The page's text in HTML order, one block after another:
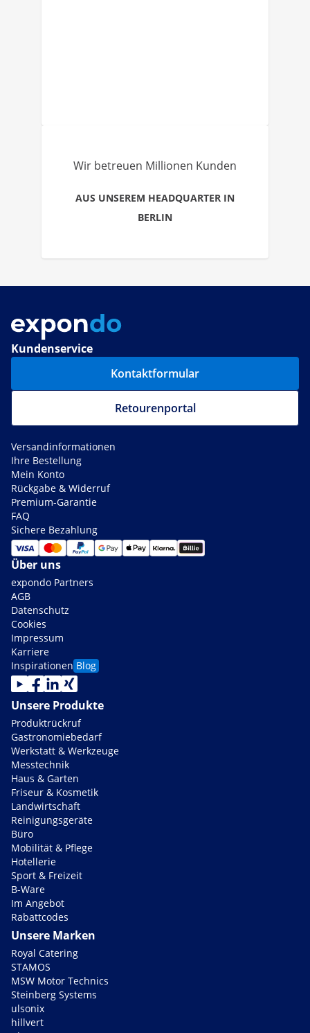
Wir betreuen Millionen Kunden
AUS UNSEREM HEADQUARTER IN
BERLIN
Kundenservice
Kontaktformular
Retourenportal
Versandinformationen
Ihre Bestellung
Mein Konto
Rückgabe & Widerruf
Premium-Garantie
FAQ
Sichere Bezahlung
Über uns
expondo Partners
AGB
Datenschutz
Cookies
Impressum
Karriere
Inspirationen Blog
Unsere Produkte
Produktrückruf
Gastronomiebedarf
Werkstatt & Werkzeuge
Messtechnik
Haus & Garten
Friseur & Kosmetik
Landwirtschaft
Reinigungsgeräte
Büro
Mobilität & Pflege
Hotellerie
Sport & Freizeit
B-Ware
Im Angebot
Rabattcodes
Unsere Marken
Royal Catering
STAMOS
MSW Motor Technics
Steinberg Systems
ulsonix
hillvert